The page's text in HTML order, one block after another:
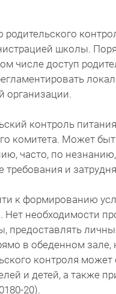
родительского
школы.
числе доступ
организации.
контроль
комитета. Может
часто, по
и
к формированию
необходимости
предоставлять
в обеденном
контроля
и детей, а также
20).